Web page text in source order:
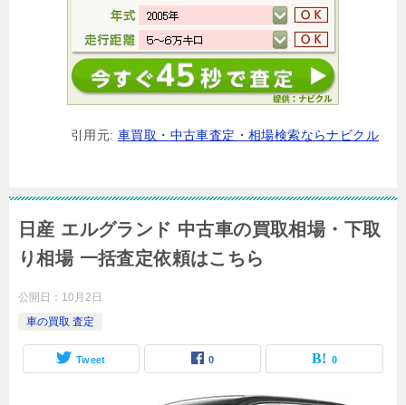
引用元: 車買取・中古車査定・相場検索ならナビクル
日産 エルグランド 中古車の買取相場・下取
り相場 一括査定依頼はこちら
公開日： 10月2日
車の買取 査定
Tweet 0 0